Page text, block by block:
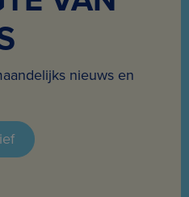
nieuws en